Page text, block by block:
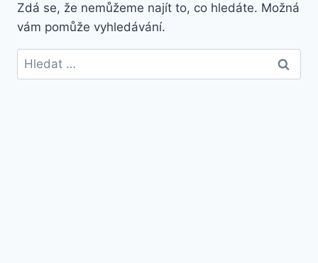
Zdá se, že nemůžeme najít to, co hledáte. Možná
vám pomůže vyhledávání.
Vyhledávání